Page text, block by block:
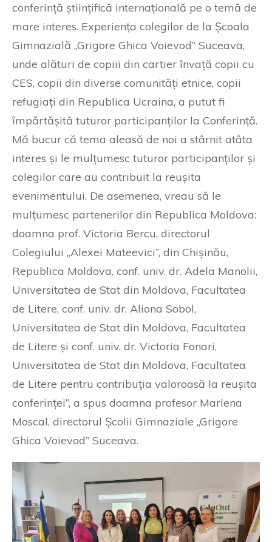
conferință științifică internațională pe o temă de
mare interes. Experiența colegilor de la Școala
Gimnazială „Grigore Ghica Voievod” Suceava,
unde alături de copiii din cartier învață copii cu
CES, copii din diverse comunități etnice, copii
refugiați din Republica Ucraina, a putut fi
împărtășită tuturor participanților la Conferință.
Mă bucur că tema aleasă de noi a stârnit atâta
interes și le mulțumesc tuturor participanților și
colegilor care au contribuit la reușita
evenimentului. De asemenea, vreau să le
mulțumesc partenerilor din Republica Moldova:
doamna prof. Victoria Bercu, directorul
Colegiului „Alexei Mateevici”, din Chișinău,
Republica Moldova, conf. univ. dr. Adela Manolii,
Universitatea de Stat din Moldova, Facultatea
de Litere, conf. univ. dr. Aliona Sobol,
Universitatea de Stat din Moldova, Facultatea
de Litere și conf. univ. dr. Victoria Fonari,
Universitatea de Stat din Moldova, Facultatea
de Litere pentru contribuția valoroasă la reușita
conferinței”, a spus doamna profesor Marlena
Moscal, directorul Școlii Gimnaziale „Grigore
Ghica Voievod” Suceava.